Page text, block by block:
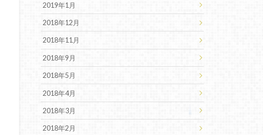
2019年1月
2018年12月
2018年11月
2018年9月
2018年5月
2018年4月
2018年3月
2018年2月